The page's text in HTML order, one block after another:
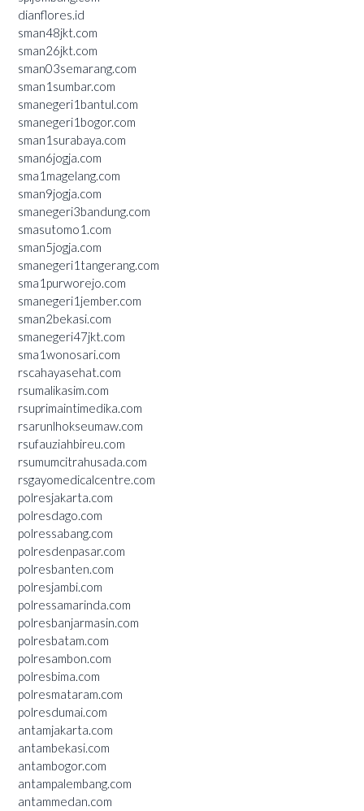
dianflores.id
sman48jkt.com
sman26jkt.com
sman03semarang.com
sman1sumbar.com
smanegeri1bantul.com
smanegeri1bogor.com
sman1surabaya.com
sman6jogja.com
sma1magelang.com
sman9jogja.com
smanegeri3bandung.com
smasutomo1.com
sman5jogja.com
smanegeri1tangerang.com
sma1purworejo.com
smanegeri1jember.com
sman2bekasi.com
smanegeri47jkt.com
sma1wonosari.com
rscahayasehat.com
rsumalikasim.com
rsuprimaintimedika.com
rsarunlhokseumaw.com
rsufauziahbireu.com
rsumumcitrahusada.com
rsgayomedicalcentre.com
polresjakarta.com
polresdago.com
polressabang.com
polresdenpasar.com
polresbanten.com
polresjambi.com
polressamarinda.com
polresbanjarmasin.com
polresbatam.com
polresambon.com
polresbima.com
polresmataram.com
polresdumai.com
antamjakarta.com
antambekasi.com
antambogor.com
antampalembang.com
antammedan.com